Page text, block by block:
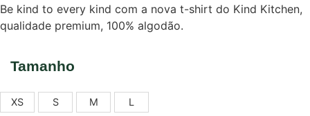
Be kind to every kind com a nova t-shirt do Kind Kitchen,
qualidade premium, 100% algodão.
Tamanho
XS S M L